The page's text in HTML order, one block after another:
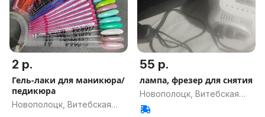
2 р.
Гель-лаки для маникюра/
педикюра
Новополоцк, Витебская
55 р.
лампа, фрезер для снятия
Новополоцк, Витебская
обл.